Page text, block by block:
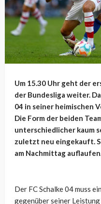
Um 15.30 Uhr geht der
der Bundesliga weiter.
04 in seiner heimischen
Die Form der beiden
unterschiedlicher kaum
zuletzt neu eingekauft.
am Nachmittag auflaufen.
Der FC Schalke 04 muss
gegenüber seiner